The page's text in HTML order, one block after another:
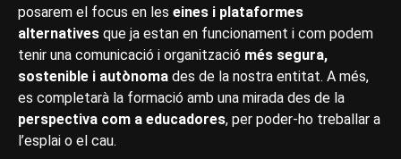
posarem el focus en les eines i plataformes
alternatives que ja estan en funcionament i com podem
tenir una comunicació i organització més segura,
sostenible i autònoma des de la nostra entitat. A més,
es completarà la formació amb una mirada des de la
perspectiva com a educadores, per poder-ho treballar a
l’esplai o el cau.